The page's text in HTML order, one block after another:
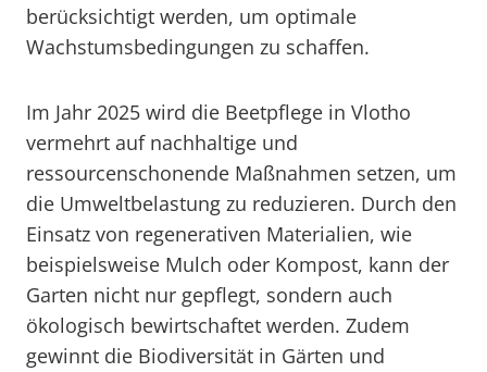
berücksichtigt werden, um optimale
Wachstumsbedingungen zu schaffen.
Im Jahr 2025 wird die Beetpflege in Vlotho
vermehrt auf nachhaltige und
ressourcenschonende Maßnahmen setzen, um
die Umweltbelastung zu reduzieren. Durch den
Einsatz von regenerativen Materialien, wie
beispielsweise Mulch oder Kompost, kann der
Garten nicht nur gepflegt, sondern auch
ökologisch bewirtschaftet werden. Zudem
gewinnt die Biodiversität in Gärten und